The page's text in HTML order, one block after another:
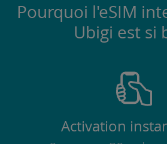
Pourquoi l'eSIM
Ubigi est si
Activation